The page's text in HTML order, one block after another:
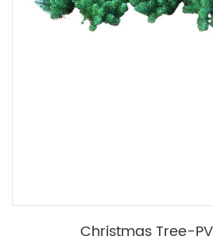
Christmas Tree-